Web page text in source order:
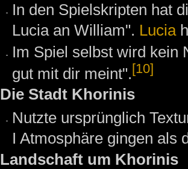
In den Spielskripten hat
Lucia an William". Lucia
Im Spiel selbst wird kein
gut mit dir meint".[10]
Die Stadt Khorinis
Nutzte ursprünglich
I Atmosphäre gingen als
Landschaft um Khorinis